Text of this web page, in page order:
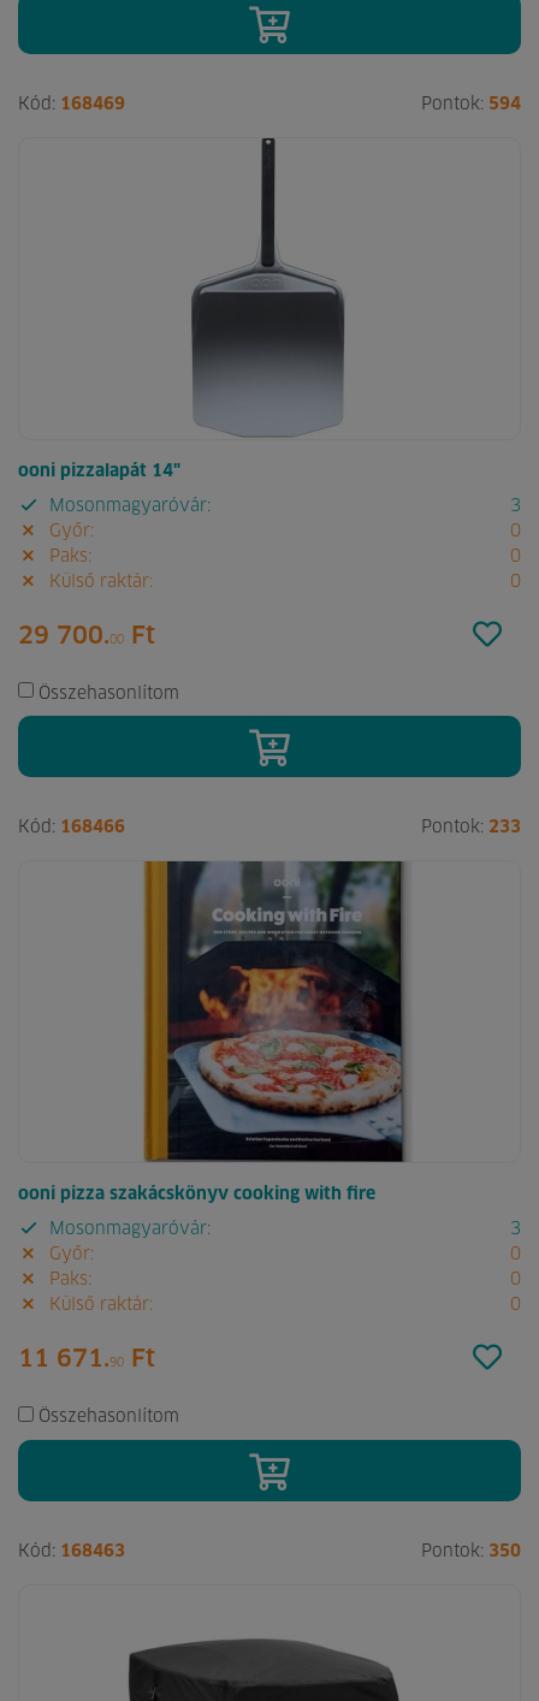
Kód: 168469 Pontok: 594
ooni pizzalapát 14"
Mosonmagyaróvár:
3
Győr:
0
Paks:
0
Külső raktár:
0
29 700.00 Ft
Összehasonlítom
Kód: 168466 Pontok: 233
ooni pizza szakácskönyv cooking with fire
Mosonmagyaróvár:
3
Győr:
0
Paks:
0
Külső raktár:
0
11 671.90 Ft
Összehasonlítom
Kód: 168463 Pontok: 350